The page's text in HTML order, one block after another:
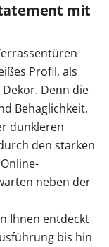
mit
Profil, als
Denn die
Behaglichkeit.
dunkleren
den starken
neben der
Ihnen entdeckt
bis hin